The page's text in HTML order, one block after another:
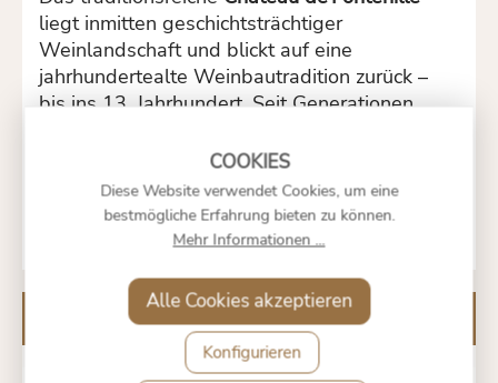
liegt inmitten geschichtsträchtiger
Weinlandschaft und blickt auf eine
jahrhundertealte Weinbautradition zurück –
bis ins 13. Jahrhundert. Seit Generationen
präzise Kellerführung und klare Herkunft im
Fokus der Familie, die diesen zeitlosen
Bordeaux verkörpert.
Kunden kauften auch
Diese Website verwendet Cookies, um eine
bestmögliche Erfahrung bieten zu können.
Mehr Informationen ...
Konfigurieren
Alle Cookies akzeptieren